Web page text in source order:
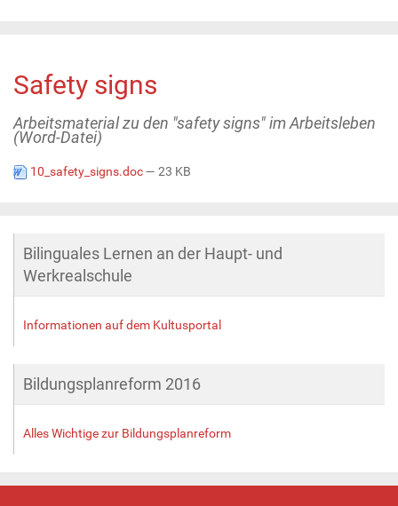
Safety signs
Arbeitsmaterial zu den "safety signs" im Arbeitsleben
(Word-Datei)
10_safety_signs.doc— 23 KB
Bilinguales Lernen an der Haupt- und
Werkrealschule
Informationen auf dem Kultusportal
Bildungsplanreform 2016
Alles Wichtige zur Bildungsplanreform